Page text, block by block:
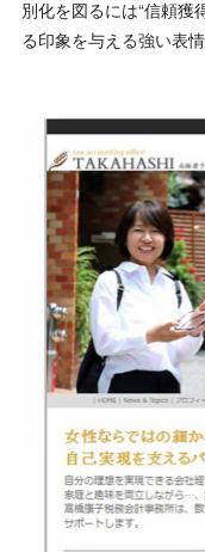
別化を図るには“信頼獲
る印象を与える強い表